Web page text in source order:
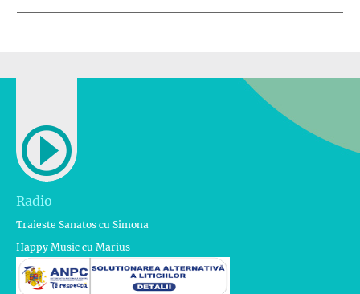
Radio
Traieste Sanatos cu Simona
Happy Music cu Marius